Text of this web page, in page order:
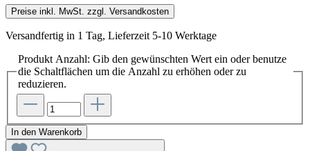
Preise inkl. MwSt. zzgl. Versandkosten
Versandfertig in 1 Tag, Lieferzeit 5-10 Werktage
Produkt Anzahl: Gib den gewünschten Wert ein oder benutze
die Schaltflächen um die Anzahl zu erhöhen oder zu
reduzieren.
In den Warenkorb